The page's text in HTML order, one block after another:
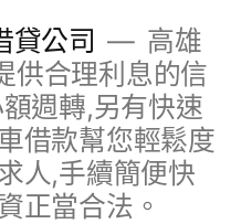
貸公司
高雄
供合理利息的信
週轉,另有快速
借款幫您輕鬆度
人,手續簡便快
正當合法。